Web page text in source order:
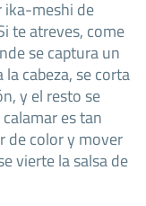
ika-meshi de
te atreves, come
se captura un
cabeza, se corta
y el resto se
es tan
de color y mover
vierte la salsa de